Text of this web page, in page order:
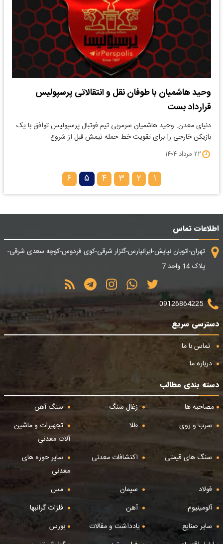
وحید هاشمیان با طوفان نقل و انتقالاتی پرسپولیس
قرارداد بست
دنیای معدن: وحید هاشمیان سرمربی تیم فوتبال پرسپولیس توافق با یک
بازیکن خارجی را برای تقویت خط حمله تیمش قبل از شروع…
۲۲ مرداد ۱۴۰۴
۱ ۲ ۳ ۴ ۵ ۶
اطلاعات تماس
تهران-اتوبان نیایش-ایرانپارس-گلزار شرقی-کوی فردوس-کوچه سعدی شرقی-
پلاک 14 واحد 7
09126864225
دسترسی سریع
تماس با ما
درباره ما
دسته بندی مطالب
مصاحبه ها
زغال سنگ
سنگ آهن
سرب و روی
طلا
تجهیزات و ماشین
آلات معدنی
سنگ های قیمتی
اکتشافات معدنی
سایر حوزه های
معدنی
فولاد
سیمان
مس
آلومینیوم
آهن
فلزات گرانبها
سایر صنایع
یادداشت و مقالات
بورس